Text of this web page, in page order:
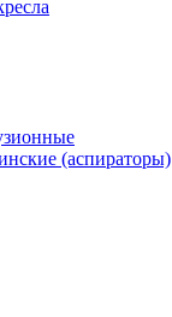
(аспираторы)